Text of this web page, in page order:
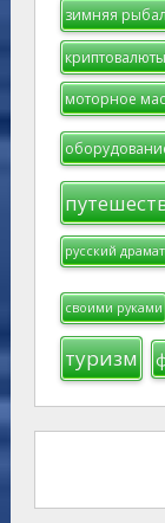
зимняя
криптовалюты
моторное
русский
своими руками
туризм